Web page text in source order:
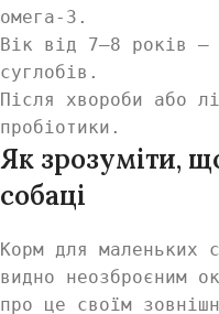
омега-3.
Вік від 7–8 років —
суглобів.
Після хвороби або
пробіотики.
Як зрозуміти,
собаці
Корм для маленьких
видно неозброєним
про це своїм